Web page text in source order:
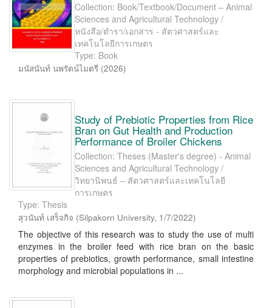
Collection: Book/Textbook/Document – Animal
Sciences and Agricultural Technology /
หนังสือ/ตำรา/เอกสาร - สัตวศาสตร์และ
เทคโนโลยีการเกษตร
Type: Book
มนัสนันท์ นพรัตน์ไมตรี (2026)
Study of Prebiotic Properties from Rice
Bran on Gut Health and Production
Performance of Broiler Chickens
Collection: Theses (Master's degree) - Animal
Sciences and Agricultural Technology /
วิทยานิพนธ์ – สัตวศาสตร์และเทคโนโลยี
การเกษตร
Type: Thesis
สุวนันท์ เสร็จกิจ (Silpakorn University, 1/7/2022)
The objective of this research was to study the use of multi
enzymes in the broiler feed with rice bran on the basic
properties of prebiotics, growth performance, small intestine
morphology and microbial populations in ...